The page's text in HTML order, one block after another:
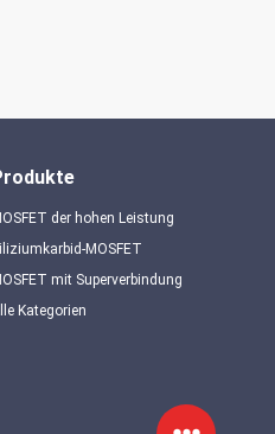
der hohen Leistung
MOSFET
mit Superverbindung
Kategorien